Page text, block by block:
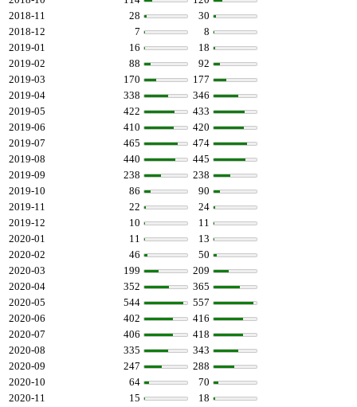
2018-11
28
30
2018-12
7
8
2019-01
16
18
2019-02
88
92
2019-03
170
177
2019-04
338
346
2019-05
422
433
2019-06
410
420
2019-07
465
474
2019-08
440
445
2019-09
238
238
2019-10
86
90
2019-11
22
24
2019-12
10
11
2020-01
11
13
2020-02
46
50
2020-03
199
209
2020-04
352
365
2020-05
544
557
2020-06
402
416
2020-07
406
418
2020-08
335
343
2020-09
247
288
2020-10
64
70
2020-11
15
18